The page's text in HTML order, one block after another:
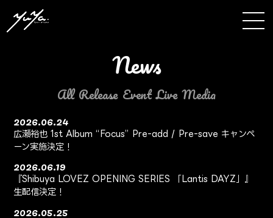
news
All Release Event Live Media
2026.06.24
広瀬裕也 1st Album “Focus” Pre-add / Pre-save キャンペ
ーン実施決定！
2026.06.19
『Shibuya LOVEZ OPENING SERIES 「Lantis DAYZ」』
生配信決定！
2026.05.25